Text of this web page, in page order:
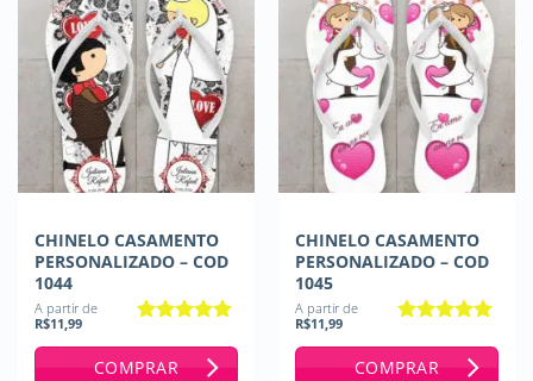
CHINELO CASAMENTO
PERSONALIZADO – COD
1044
A partir de
R$11,99
COMPRAR
CHINELO CASAMENTO
PERSONALIZADO – COD
1045
A partir de
R$11,99
COMPRAR